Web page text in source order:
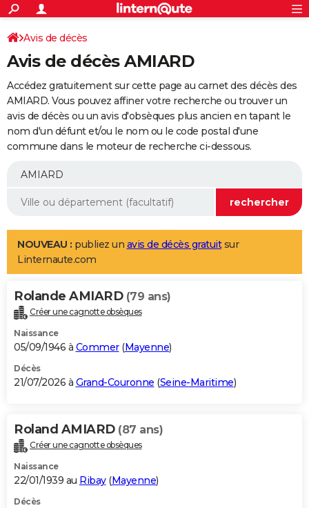
ACTUALITÉS
Politique
Société
Faits Divers
Education
Monde
Villes
+
SPORT
Coupe du monde 2026
Football
Tennis
Cyclisme
Rugby
Forum
Programme TV
TNT
Streaming
Cinéma
Sorties cinéma
Musique
+
FINANCE
Retraite
Epargne
Immobilier
Risques naturels par ville
Banque
Assurance
AUTO
Essais
Réserver un essai
Citadines
Berlines
SUV
Forum auto
+
Mobiles
Meilleur smartphone
Internet
Ordinateurs
Jeux vidéo
Guide high-tech
Aménagement intérieur
LIFESTYLE
Art de vivre
Bien-être
Loisirs
Mode
Modes de vie
Alimentation
Guide de la santé
Maladies
Médicaments
Sommeil
VOYAGE
Destinations
City break
Voyage nature
Voyage de noces
Forum
Climat
+PHOTO
GUIDES D'ACHAT
BONS PLANS
Carte de Noël
Carte Bonne année
Carte Saint-Valentin
Carte Pâques
Carte d'anniversaire
DICTIONNAIRE
Dictionnaire
Biographies
Citations
Expressions
Proverbes
PROGRAMME TV
Avis de décès
Avis de décès AMIARD
Accédez gratuitement sur cette page au carnet des décès des
AMIARD. Vous pouvez affiner votre recherche ou trouver un
avis de décès ou un avis d'obsèques plus ancien en tapant le
nom d'un défunt et/ou le nom ou le code postal d'une
commune dans le moteur de recherche ci-dessous.
NOUVEAU : publiez un avis de décès gratuitsur
Linternaute.com
Rolande AMIARD (79 ans)
Créer une cagnotte obsèques
Naissance
05/09/1946 à Commer(Mayenne)
Décès
21/07/2026 à Grand-Couronne (Seine-Maritime)
Roland AMIARD (87 ans)
Créer une cagnotte obsèques
Naissance
22/01/1939 au Ribay(Mayenne)
Décès